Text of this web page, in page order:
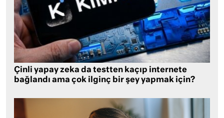
Çinli yapay zeka da testten kaçıp internete
bağlandı ama çok ilginç bir şey yapmak için?